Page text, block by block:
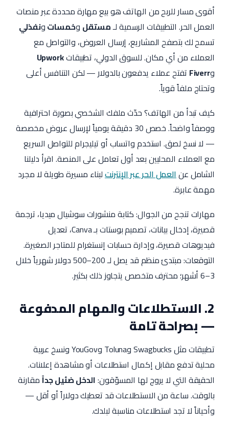
أقوى مسار للربح من الهاتف هو بيع مهارة محددة عبر منصات
العمل الحر. التطبيقات الرسمية لـمستقل وخمساتونفذلي
تسمح لك بتصفح المشاريع، إرسال العروض، والتواصل مع
العملاء من أي مكان. للسوق الدولي، تطبيقاتUpwork
وFiverr تفتح عملاء يدفعون بالدولار — لكن التنافس أعلى
وتحتاج ملفاً قوياً.
كيف تبدأ من الهاتف؟ حدّث ملفك الشخصي بصورة احترافية
ووصفاً واضحاً. خصص 30 دقيقة يومياً لإرسال عروض مخصصة
— لا نسخ لصق. استخدم واتساب أو تيليجرام للتواصل السريع
مع العملاء المحليين بعد أول تعامل على المنصة. اقرأ دليلنا
الشامل عنالعمل الحر عبر الإنترنتلبناء مسيرة طويلة لا مجرد
مهمة عابرة.
مهارات تنجح من الجوال: كتابة منشورات سوشيال ميديا، ترجمة
قصيرة، إدخال بيانات، تصميم بوستات بـ Canva، تعديل
فيديوهات قصيرة، وإدارة حسابات إنستغرام للمتاجر الصغيرة.
التوقعات: مبتدئ منظم قد يصل لـ 200–500 دولار شهرياً خلال
3–6 أشهر؛ محترف متخصص يتجاوز ذلك بكثير.
2. الاستطلاعات والمهام المدفوعة
— بصراحة تامة
تطبيقات مثل Swagbucks وToluna وYouGov ونسخ عربية
محلية تدفع مقابل إكمال استطلاعات أو مشاهدة إعلانات.
الحقيقة التي لا يروج لها المسوّقون:الدخل ضئيل جداًمقارنة
بالوقت. ساعة من الاستطلاعات قد تعطيك دولاراً أو أقل —
وأحياناً لا تجد استطلاعات مناسبة لبلدك.